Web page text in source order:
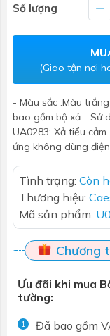
Số lượng
(Giao tận nơi
- Màu sắc :Màu
bao gồm bộ xả - Sử
UA0283: Xả tiểu
ứng không dùng điện
Tình trạng: Còn
Thương hiệu:
Mã sản phẩm:
Chương
Ưu đãi khi mua
tường:
1 Đã bao gồm